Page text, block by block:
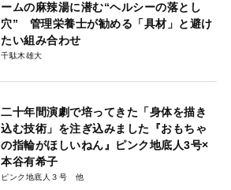
ームの麻辣湯に潜む“ヘルシーの落とし
穴” 管理栄養士が勧める「具材」と避け
たい組み合わせ
千駄木雄大
二十年間演劇で培ってきた「身体を描き
込む技術」を注ぎ込みました『おもちゃ
の指輪がほしいねん』ピンク地底人3号×
本谷有希子
ピンク地底人３号